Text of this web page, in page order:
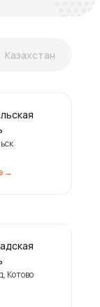
Казахстан
→
Котово